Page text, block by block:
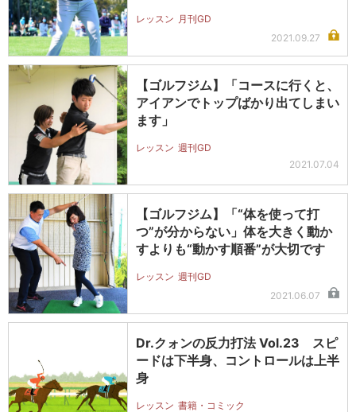
レッスン 月刊GD
2021.09.27
【ゴルフジム】「コースに行くと、
アイアンでトップばかり出てしまい
ます」
レッスン 週刊GD
2021.07.04
【ゴルフジム】「“体を使って打
つ”が分からない」体を大きく動か
すよりも“動かす順番”が大切です
レッスン 週刊GD
2021.06.07
Dr.クォンの反力打法 Vol.23 スピ
ードは下半身、コントロールは上半
身
レッスン 書籍・コミック